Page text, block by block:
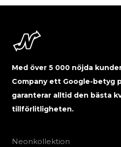
Med över 5 000 nöjda
Company ett Google-betyg
garanterar alltid den bästa
tillförlitligheten.
Neonkollektion